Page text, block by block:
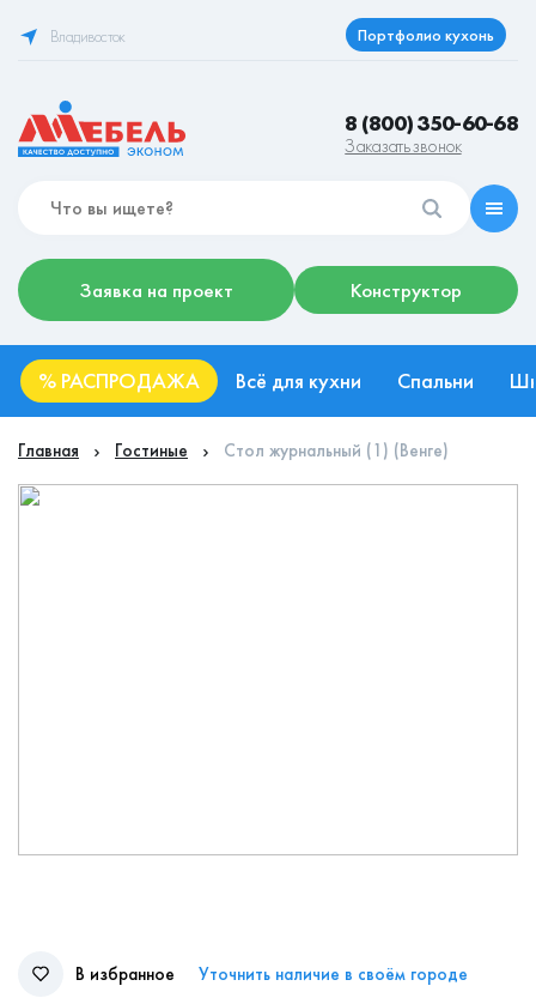
Владивосток Портфолио кухонь
8 (800) 350-60-68
Заказать звонок
Заявка на проект Конструктор
% РАСПРОДАЖА Всё для кухни Спальни
Главная Гостиные Стол журнальный (1) (Венге)
В избранное Уточнить наличие в своём городе